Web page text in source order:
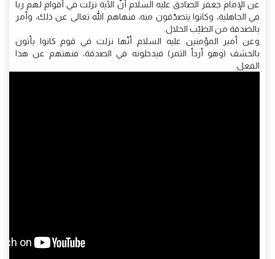
عن الإمام جعفر الصادق عليه السلام أنّ الآية نزلت في أقوام لهم ربا
في الجاهلية، وكانوا يتصدّقون منه، فنهاهم الله تعالى عن ذلك، وأمر
بالصدقة من الطيّب الحلال.
وعن أمير المؤمنين عليه السلام أنّها نزلت في قوم كانوا يأتون
بالحشف (وهو أردأ التمر) فيدخلونه في الصدقة، فنهتهم عن هذا
الفعل.